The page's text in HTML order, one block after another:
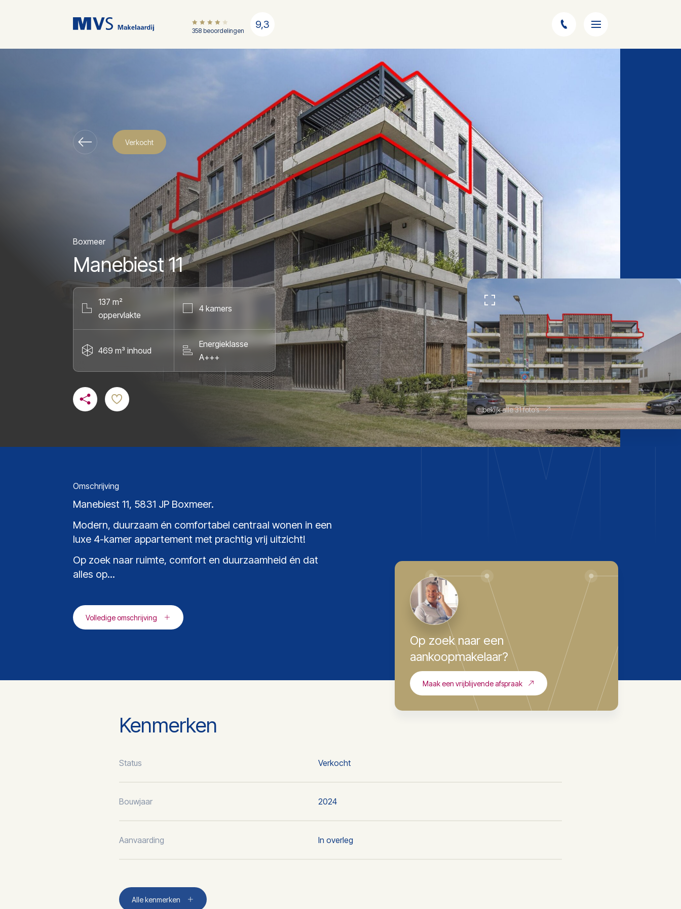
9,3
358 beoordelingen
Verkocht
Boxmeer
Manebiest 11
137 m²
oppervlakte
4 kamers
469 m³ inhoud
Energieklasse
A+++
bekijk alle 31 foto’s
Omschrijving
Manebiest 11, 5831 JP Boxmeer.
Modern, duurzaam én comfortabel centraal wonen in een
luxe 4-kamer appartement met prachtig vrij uitzicht!
Op zoek naar ruimte, comfort en duurzaamheid én dat
alles op...
Volledige omschrijving
Op zoek naar een
aankoopmakelaar?
Maak een vrijblijvende afspraak
Kenmerken
Status Verkocht
Bouwjaar 2024
Aanvaarding In overleg
Alle kenmerken